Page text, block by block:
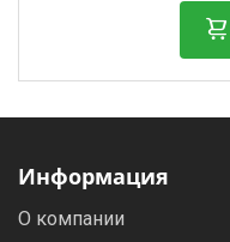
Информация
О компании